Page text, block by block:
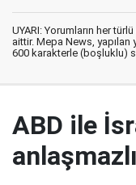
UYARI: Yorumların her
aittir. Mepa News,
600 karakterle (boşluklu)
ABD ile